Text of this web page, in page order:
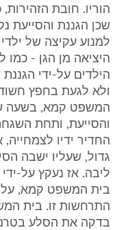
הוריו. חובת
שכן הגננת והסייעת
למנוע עקיצה של ילדי
היציאה מן הגן - כמו
הילדים על-ידי
ולא לגעת בחפץ
המשפט קמא, בשעה
והסייעת, ותחת
החדיר ידיו
גדול, שעליו ישבה
ליבה. אז נעקץ על-
בית המשפט קמא, על
התרחשות זו. בית
בדקה את הסלע בטרם